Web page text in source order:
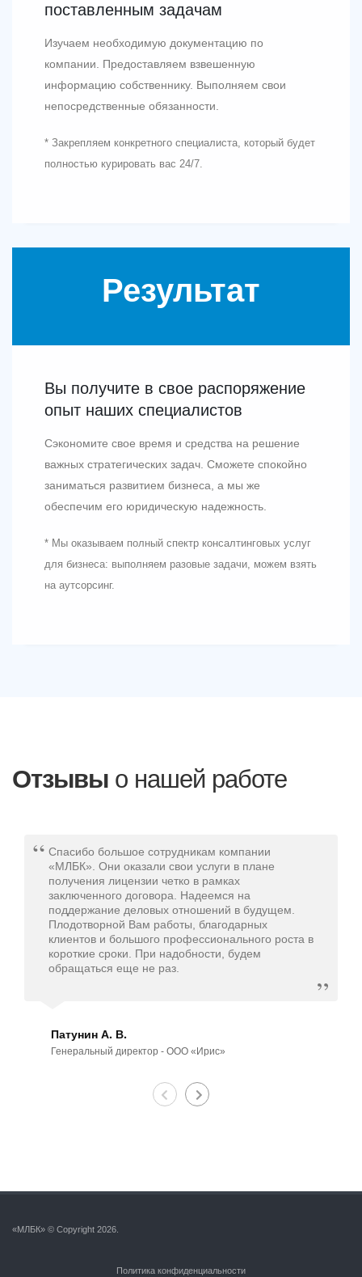
поставленным задачам
Изучаем необходимую документацию по
компании. Предоставляем взвешенную
информацию собственнику. Выполняем свои
непосредственные обязанности.
* Закрепляем конкретного специалиста, который будет
полностью курировать вас 24/7.
Результат
Вы получите в свое распоряжение
опыт наших специалистов
Сэкономите свое время и средства на решение
важных стратегических задач. Сможете спокойно
заниматься развитием бизнеса, а мы же
обеспечим его юридическую надежность.
* Мы оказываем полный спектр консалтинговых услуг
для бизнеса: выполняем разовые задачи, можем взять
на аутсорсинг.
Отзывы о нашей работе
Спасибо большое сотрудникам компании
«МЛБК». Они оказали свои услуги в плане
получения лицензии четко в рамках
заключенного договора. Надеемся на
поддержание деловых отношений в будущем.
Плодотворной Вам работы, благодарных
клиентов и большого профессионального роста в
короткие сроки. При надобности, будем
обращаться еще не раз.
Патунин А. В.
Генеральный директор - ООО «Ирис»
«МЛБК» © Copyright 2026.
Политика конфиденциальности